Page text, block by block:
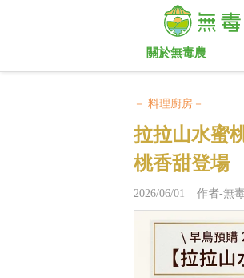
關於無毒農
－ 料理廚房－
拉拉山水蜜
桃香甜登場
2026/06/01 作者-無